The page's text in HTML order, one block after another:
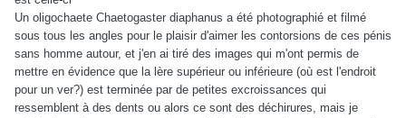
Un oligochaete Chaetogaster diaphanus a été photographié et filmé
sous tous les angles pour le plaisir d'aimer les contorsions de ces pénis
sans homme autour, et j'en ai tiré des images qui m'ont permis de
mettre en évidence que la lère supérieur ou inférieure (où est l'endroit
pour un ver?) est terminée par de petites excroissances qui
ressemblent à des dents ou alors ce sont des déchirures, mais je